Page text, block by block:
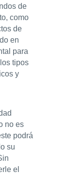
de
como
de
en
para
tipos
y
no es
podrá
su
el